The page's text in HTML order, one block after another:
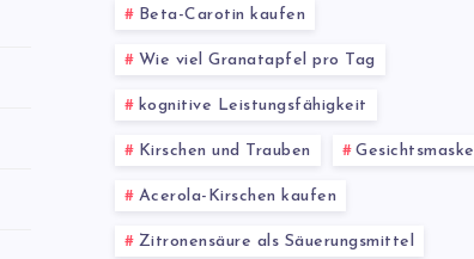
Beta-Carotin kaufen
Wie viel Granatapfel pro Tag
kognitive Leistungsfähigkeit
Kirschen und Trauben Gesichtsmaske
Acerola-Kirschen kaufen
Zitronensäure als Säuerungsmittel